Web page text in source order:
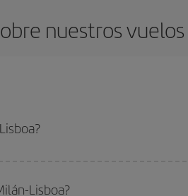
nuestros
Lisboa?